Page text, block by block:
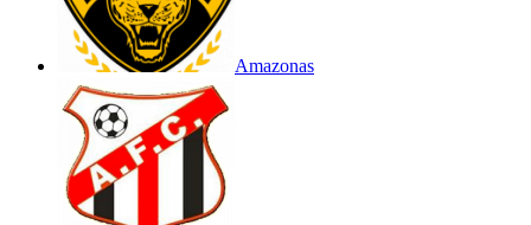
Amazonas